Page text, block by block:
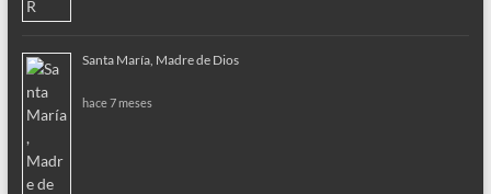
Santa María, Madre de Dios
hace 7 meses